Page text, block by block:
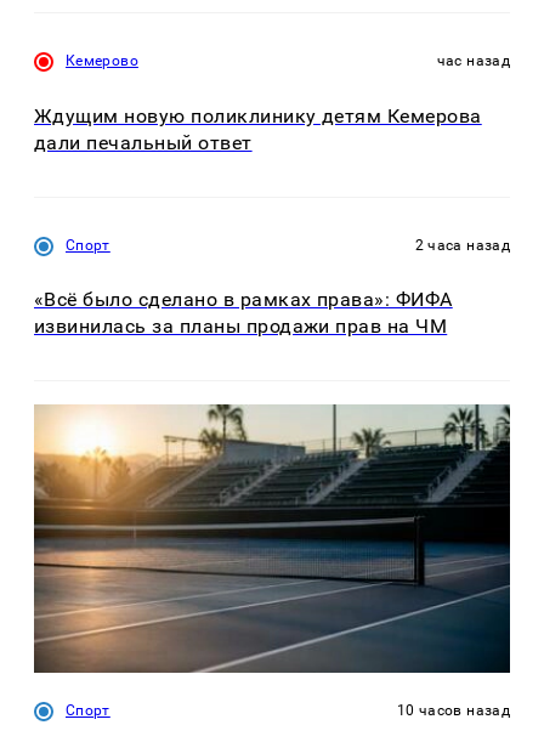
Кемерово час назад
Ждущим новую поликлинику детям Кемерова
дали печальный ответ
Спорт 2 часа назад
«Всё было сделано в рамках права»: ФИФА
извинилась за планы продажи прав на ЧМ
Спорт 10 часов назад